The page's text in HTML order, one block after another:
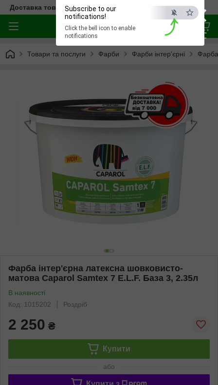
×
ESC
Subscribe to our
notifications!
Click the bell icon to enable
notifications
Доставка товара по всей Украине
Товари та послуги Фарби Фарби інтер'єрні
Фарба інтер'єрна латексна шовковисто-
матова Caparol Samtex 7 E.L.F. База 3, 2.35л
В наявності
Код: 1015202
Роздріб
2 250 ₴
Купити
або